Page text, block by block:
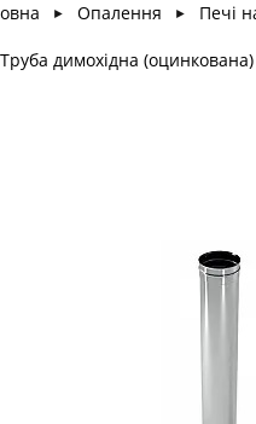
► Опалення ► Печі
димохідна